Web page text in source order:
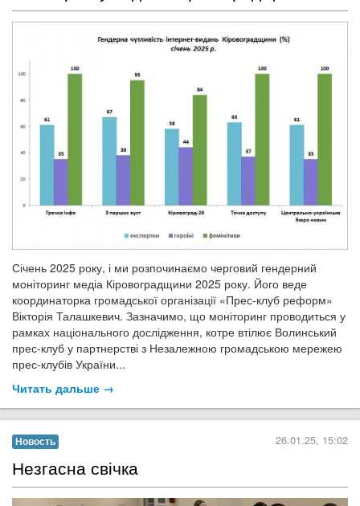
Січень 2025 року, і ми розпочинаємо черговий гендерний
моніторинг медіа Кіровоградщини 2025 року. Його веде
координаторка громадської організації «Прес-клуб реформ»
Вікторія Талашкевич. Зазначимо, що моніторинг проводиться у
рамках національного дослідження, котре втілює Волинський
прес-клуб у партнерстві з Незалежною громадською мережею
прес-клубів України...
Читать дальше →
Новость 26.01.25, 15:02
​Незгасна свічка